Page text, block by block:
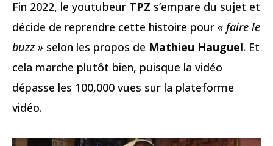
Fin 2022, le youtubeur TPZ s’empare du sujet et
décide de reprendre cette histoire pour « faire le
buzz » selon les propos de Mathieu Hauguel. Et
cela marche plutôt bien, puisque la vidéo
dépasse les 100,000 vues sur la plateforme
vidéo.